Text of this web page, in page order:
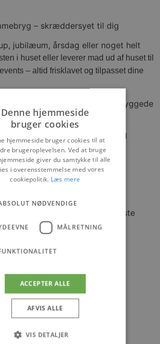
– skræddersyet til dig
jubilæum, årsdag eller noget helt
i huset eller leverer mad ud af huset til
– altid frisklavet og tilpasset dine
vores prisvindende hjemmebryggede
menuer.
forskellige pakker i menuen til
et
tilbud ?
– vi skræddersyr din næste
Denne hjemmeside
bruger cookies
hjemmeside bruger cookies til at
brugeroplevelsen. Ved at bruge
giver du samtykke til alle
i overensstemmelse med vores
cookiepolitik. Læs mere
NØDVENDIGE
MÅLRETNING
ACCEPTER ALLE
AFVIS ALLE
VIS DETALJER